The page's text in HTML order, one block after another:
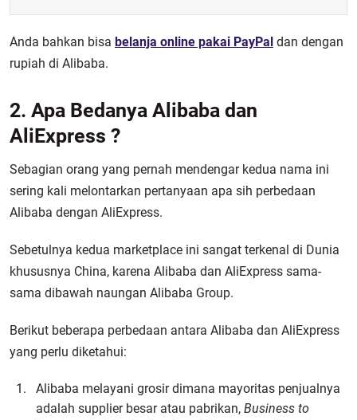
Anda bahkan bisa belanja online pakai PayPal dan dengan
rupiah di Alibaba.
2. Apa Bedanya Alibaba dan
AliExpress ?
Sebagian orang yang pernah mendengar kedua nama ini
sering kali melontarkan pertanyaan apa sih perbedaan
Alibaba dengan AliExpress.
Sebetulnya kedua marketplace ini sangat terkenal di Dunia
khususnya China, karena Alibaba dan AliExpress sama-
sama dibawah naungan Alibaba Group.
Berikut beberapa perbedaan antara Alibaba dan AliExpress
yang perlu diketahui:
Alibaba melayani grosir dimana mayoritas penjualnya
adalah supplier besar atau pabrikan, Business to